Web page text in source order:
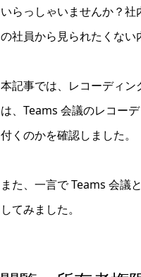
いらっしゃいませんか？
の社員から見られたくない
本記事では、レコーディ
は、Teams 会議のレコー
付くのかを確認しました。
また、一言で Teams 会議
してみました。